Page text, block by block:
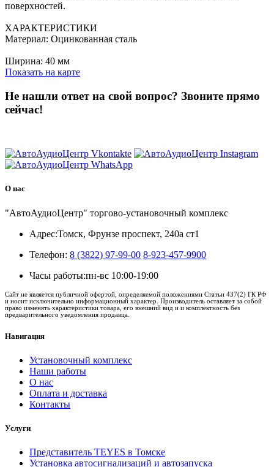
поверхностей.
ХАРАКТЕРИСТИКИ
Материал: Оцинкованная сталь
Ширина: 40 мм
Показать на карте
Не нашли ответ на свой вопрос? Звоните прямо
сейчас!
О нас
"АвтоАудиоЦентр" торгово-установочный комплекс
Адрес:Томск, Фрунзе проспект, 240а ст1
Телефон: 8 (3822) 97-99-00 8-923-457-9900
Часы работы:пн-вс 10:00-19:00
Сайт не является публичной офертой, определяемой положениями Статьи 437(2) ГК РФ
и носит исключительно информационный характер. Производитель оставляет за собой
право изменять характеристики товара, его внешний вид и и комплектность без
предварительного уведомления продавца.
Навигация
Установочный комплекс
Наши работы
О нас
Оплата и доставка
Контакты
Услуги
Представитель TEYES в Томске
Установка автосигнализаций и автозапуска